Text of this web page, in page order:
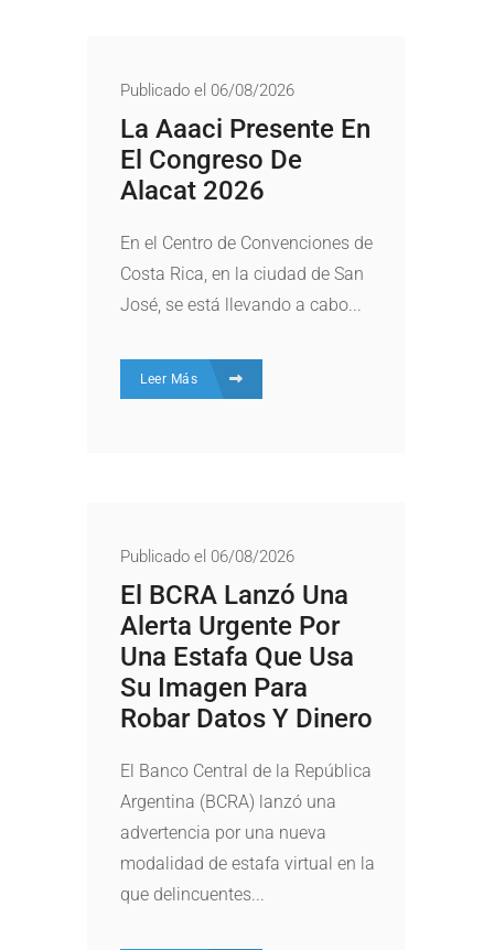
Publicado el 06/08/2026
La Aaaci Presente En
El Congreso De
Alacat 2026
En el Centro de Convenciones de
Costa Rica, en la ciudad de San
José, se está llevando a cabo...
Leer Más
Publicado el 06/08/2026
El BCRA Lanzó Una
Alerta Urgente Por
Una Estafa Que Usa
Su Imagen Para
Robar Datos Y Dinero
El Banco Central de la República
Argentina (BCRA) lanzó una
advertencia por una nueva
modalidad de estafa virtual en la
que delincuentes...